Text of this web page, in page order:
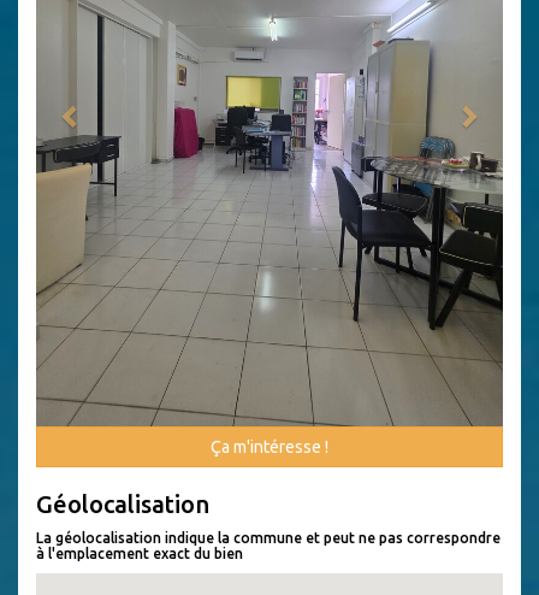
Ça m'intéresse !
Géolocalisation
La géolocalisation indique la commune et peut ne pas correspondre
à l'emplacement exact du bien